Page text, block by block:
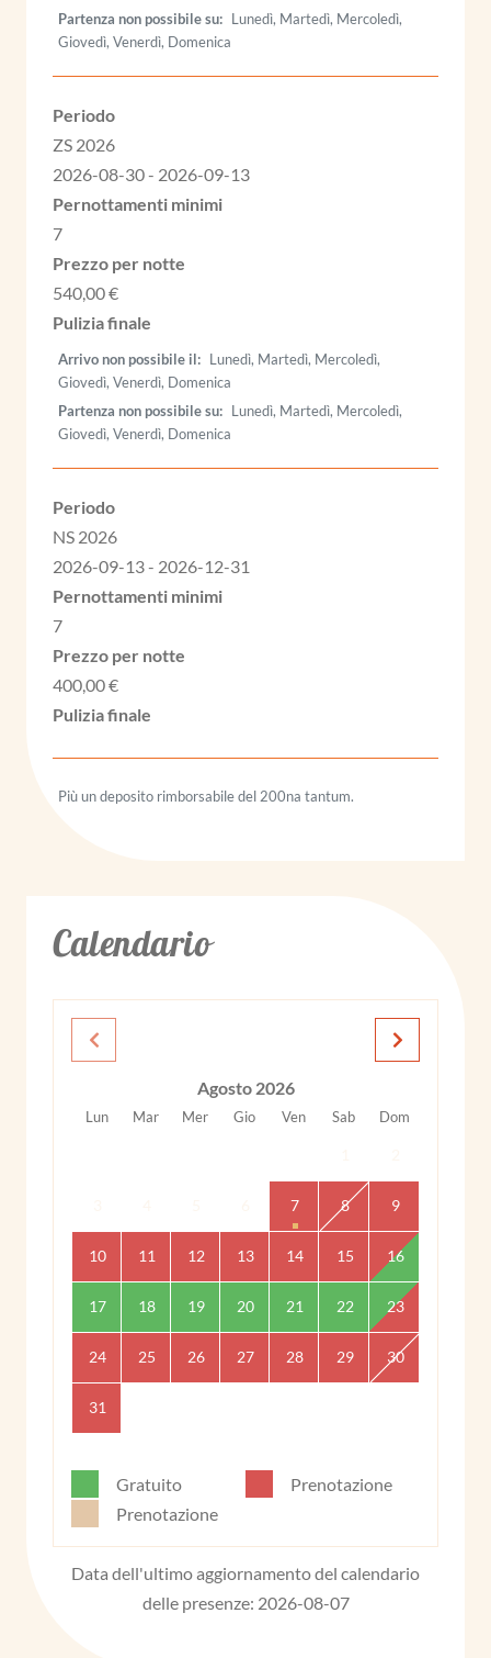
Partenza non possibile su
Lunedì, Martedì, Mercoledì,
Giovedì, Venerdì, Domenica
ZS 2026
2026-08-30 - 2026-09-13
7
540,00 €
Arrivo non possibile il
Lunedì, Martedì, Mercoledì,
Giovedì, Venerdì, Domenica
Partenza non possibile su
Lunedì, Martedì, Mercoledì,
Giovedì, Venerdì, Domenica
NS 2026
2026-09-13 - 2026-12-31
7
400,00 €
Più un deposito rimborsabile del 200na tantum.
Calendario
Agosto 2026
Lun Mar Mer Gio Ven Sab Dom
7 8 9
10 11 12 13 14 15 16
17 18 19 20 21 22 23
24 25 26 27 28 29 30
31
Gratuito
Prenotazione
Prenotazione
Data dell'ultimo aggiornamento del calendario
delle presenze: 2026-08-07